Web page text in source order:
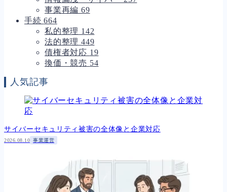
事業再編 69
手続664
私的整理 142
法的整理 449
債権者対応 19
換価・競売 54
人気記事
サイバーセキュリティ被害の全体像と企業対応
2026.08.10 事業運営